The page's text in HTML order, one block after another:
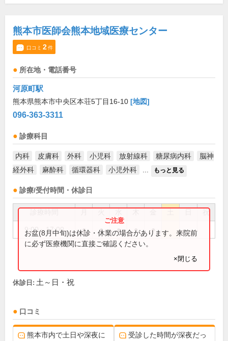
熊本市医師会熊本地域医療センター
口コミ 2件
所在地・電話番号
河原町駅
熊本県熊本市中央区本荘5丁目16-10 [地図]
096-363-3311
診療科目
内科 皮膚科 外科 小児科 放射線科 糖尿病内科
脳神
経外科
麻酔科 循環器科 小児外科 もっと見る
診療/受付時間・休診日
祝
9:00～17:00 ● ● ● ● ●
お盆(8月中旬)は休診・休業の場合があります。来院前
に必ず医療機関に直接ご確認ください。
×閉じる
休診日: 土～日・祝
口コミ
熊本市内で土日や深夜に
受診した時間が深夜だっ